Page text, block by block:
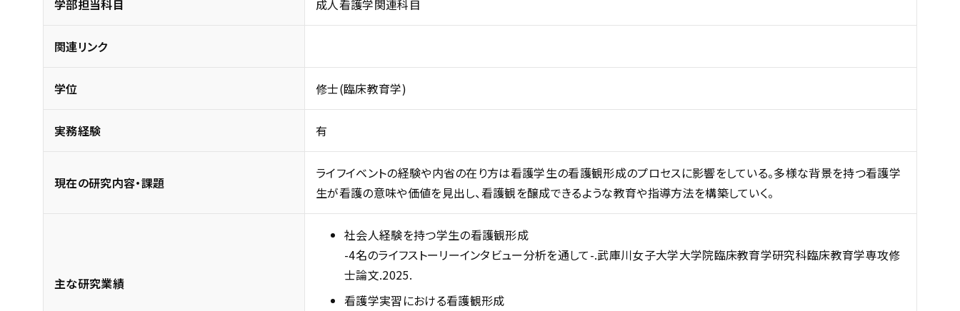
学部担当科目 成人看護学関連科目
関連リンク
学位 修士(臨床教育学)
実務経験 有
現在の研究内容・課題
ライフイベントの経験や内省の在り方は看護学生の看護観形成のプロセスに影響をしている。多様な背景を持つ看護学
生が看護の意味や価値を見出し、看護観を醸成できるような教育や指導方法を構築していく。
主な研究業績
社会人経験を持つ学生の看護観形成
-4名のライフストーリーインタビュー分析を通して-.武庫川女子大学大学院臨床教育学研究科臨床教育学専攻修
士論文.2025.
看護学実習における看護観形成